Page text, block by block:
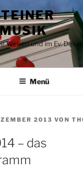
Wehen und im Ev.
Menü
2013 VON
– das